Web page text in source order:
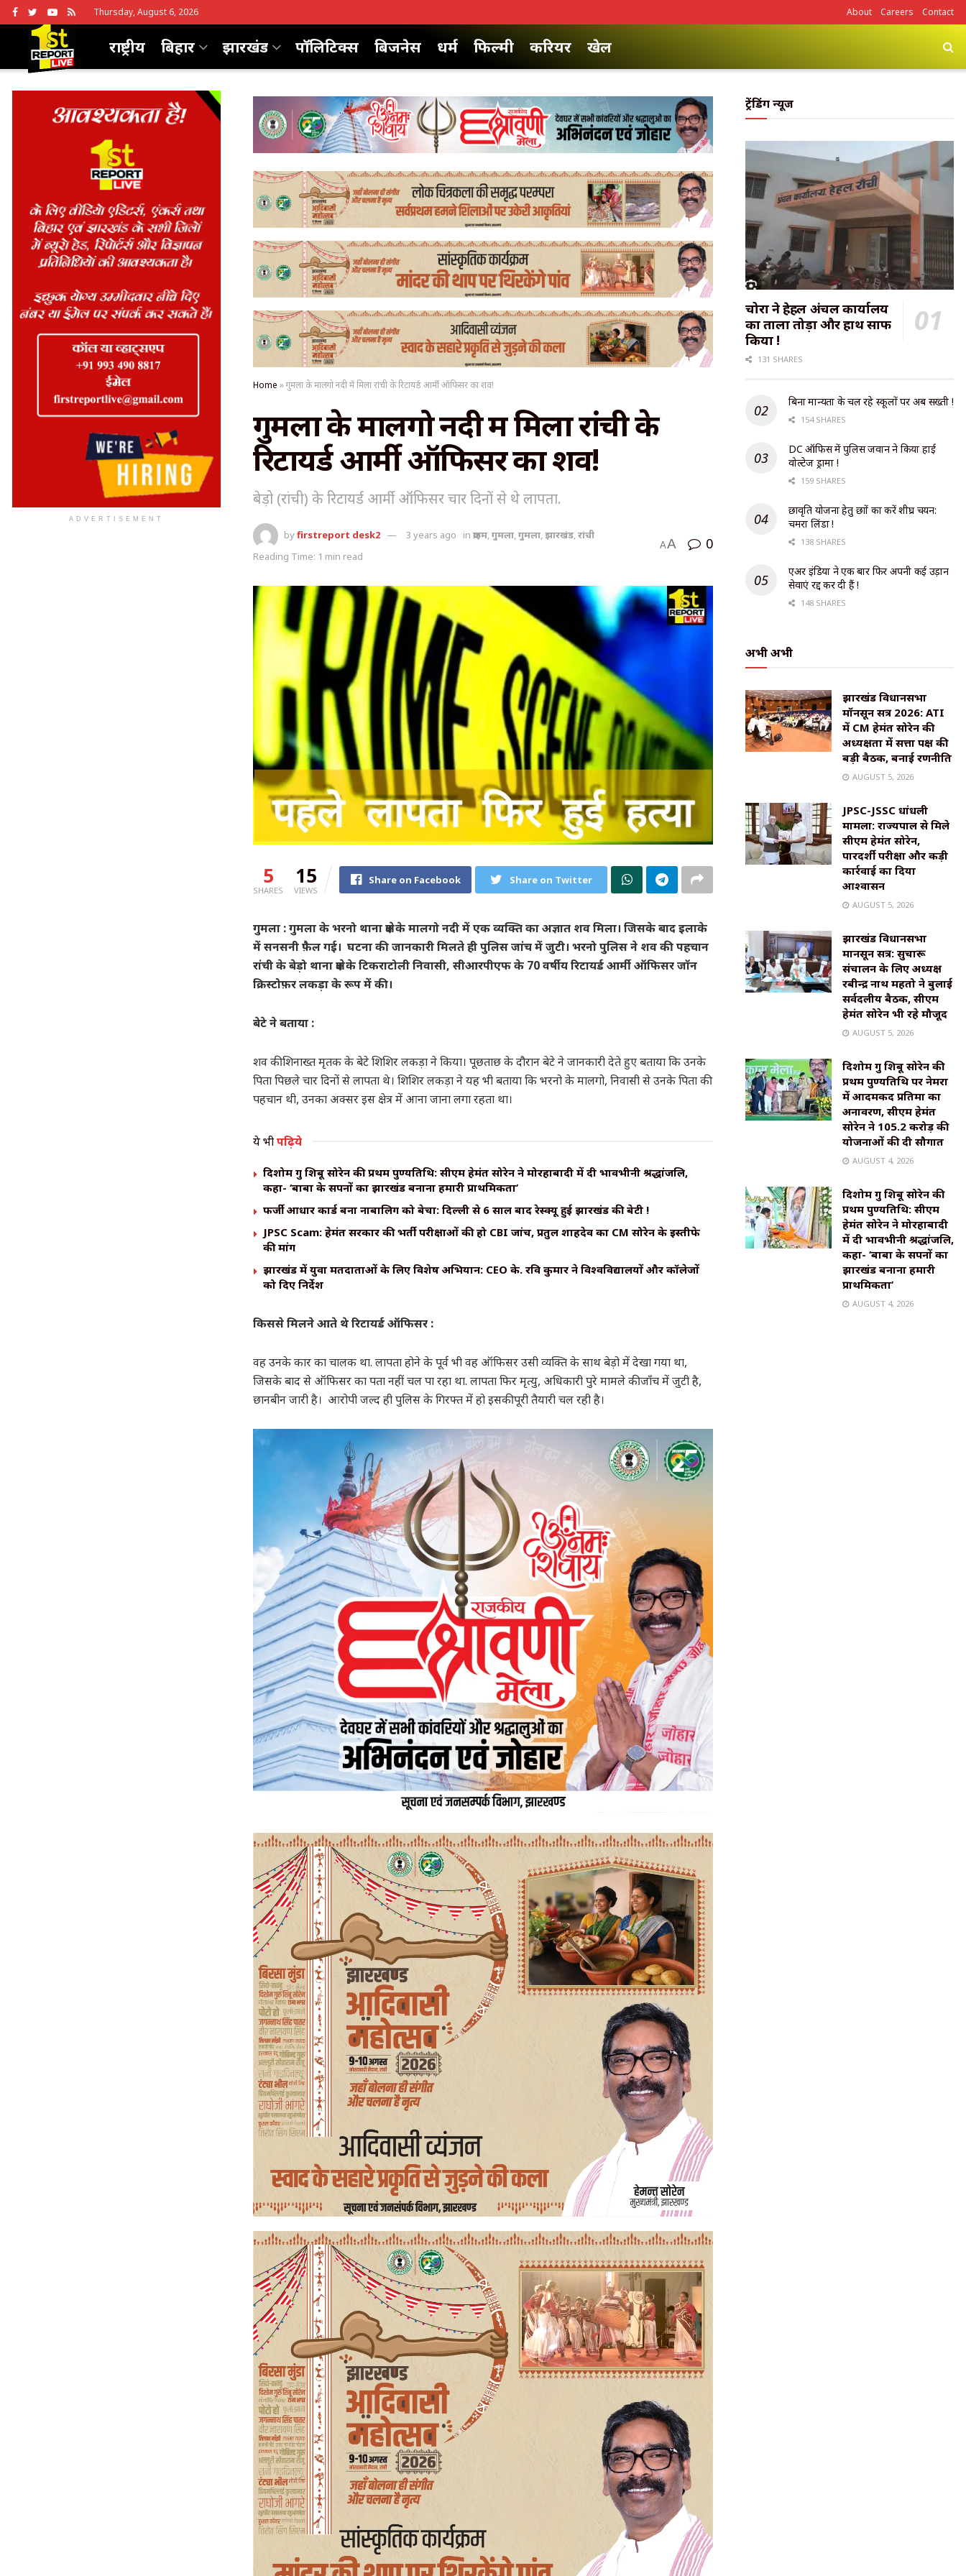
Thursday, August 6, 2026 About Careers Contact
राष्ट्रीय बिहार झारखंड पॉलिटिक्स बिजनेस धर्म फिल्मी करियर खेल
Home »गुमला के मालगो नदी में मिला रांची के रिटायर्ड आर्मी ऑफिसर का शव!
गुमला के मालगो नदी में मिला रांची के
रिटायर्ड आर्मी ऑफिसर का शव!
बेड़ो (रांची) के रिटायर्ड आर्मी ऑफिसर चार दिनों से थे लापता.
byfirstreport desk2 3 years ago in क्राइम,गुमला,गुमला,झारखंड,रांची
Reading Time: 1 min read
AA 0
5
SHARES
15
VIEWS
Share on Facebook Share on Twitter
गुमला : गुमला के भरनो थाना क्षेत्र के मालगो नदी में एक व्यक्ति का अज्ञात शव मिला। जिसके बाद इलाके
में सनसनी फ़ैल गई। घटना की जानकारी मिलते ही पुलिस जांच में जुटी। भरनो पुलिस ने शव की पहचान
रांची के बेड़ो थाना क्षेत्र के टिकराटोली निवासी, सीआरपीएफ के 70 वर्षीय रिटायर्ड आर्मी ऑफिसर जॉन
क्रिस्टोफ़र लकड़ा के रूप में की।
बेटे ने बताया :
शव की शिनाख्त मृतक के बेटे शिशिर लकड़ा ने किया। पूछताछ के दौरान बेटे ने जानकारी देते हुए बताया कि उनके
पिता पिछले चार दिनों से लापता थे। शिशिर लकड़ा ने यह भी बताया कि भरनो के मालगो, निवासी से उनके पिता की
पहचान थी, उनका अक्सर इस क्षेत्र में आना जाना लगा रहता था।
ये भीपढ़िये
दिशोम गुरु शिबू सोरेन की प्रथम पुण्यतिथि: सीएम हेमंत सोरेन ने मोरहाबादी में दी भावभीनी श्रद्धांजलि,
कहा- ‘बाबा के सपनों का झारखंड बनाना हमारी प्राथमिकता’
​फर्जी आधार कार्ड बना नाबालिग को बेचा: दिल्ली से 6 साल बाद रेस्क्यू हुई झारखंड की बेटी !
JPSC Scam: हेमंत सरकार की भर्ती परीक्षाओं की हो CBI जांच, प्रतुल शाहदेव का CM सोरेन के इस्तीफे
की मांग
झारखंड में युवा मतदाताओं के लिए विशेष अभियान: CEO के. रवि कुमार ने विश्वविद्यालयों और कॉलेजों
को दिए निर्देश
किससे मिलने आते थे रिटायर्ड ऑफिसर :
वह उनके कार का चालक था. लापता होने के पूर्व भी वह ऑफिसर उसी व्यक्ति के साथ बेड़ो में देखा गया था,
जिसके बाद से ऑफिसर का पता नहीं चल पा रहा था. लापता फिर मृत्यु, अधिकारी पुरे मामले की जाँच में जुटी है,
छानबीन जारी है। आरोपी जल्द ही पुलिस के गिरफ्त में हो इसकी पूरी तैयारी चल रही है।
ADVERTISEMENT
ट्रेंडिंग न्यूज
चोरों ने हेहल अंचल कार्यालय
का ताला तोड़ा और हाथ साफ
किया !
131 SHARES
बिना मान्यता के चल रहे स्कूलों पर अब सख्ती !
154 SHARES
DC ऑफिस में पुलिस जवान ने किया हाई
वोल्टेज ड्रामा !
159 SHARES
छात्रवृति योजना हेतु छात्रों का करें शीघ्र चयन:
चमरा लिंडा !
138 SHARES
एअर इंडिया ने एक बार फिर अपनी कई उड़ान
सेवाएं रद्द कर दी हैं !
148 SHARES
अभी अभी
झारखंड विधानसभा
मॉनसून सत्र 2026: ATI
में CM हेमंत सोरेन की
अध्यक्षता में सत्ता पक्ष की
बड़ी बैठक, बनाई रणनीति
AUGUST 5, 2026
JPSC-JSSC धांधली
मामला: राज्यपाल से मिले
सीएम हेमंत सोरेन,
पारदर्शी परीक्षा और कड़ी
कार्रवाई का दिया
आश्वासन
AUGUST 5, 2026
झारखंड विधानसभा
मानसून सत्र: सुचारू
संचालन के लिए अध्यक्ष
रबीन्द्र नाथ महतो ने बुलाई
सर्वदलीय बैठक, सीएम
हेमंत सोरेन भी रहे मौजूद
AUGUST 5, 2026
दिशोम गुरु शिबू सोरेन की
प्रथम पुण्यतिथि पर नेमरा
में आदमकद प्रतिमा का
अनावरण, सीएम हेमंत
सोरेन ने 105.2 करोड़ की
योजनाओं की दी सौगात
AUGUST 4, 2026
दिशोम गुरु शिबू सोरेन की
प्रथम पुण्यतिथि: सीएम
हेमंत सोरेन ने मोरहाबादी
में दी भावभीनी श्रद्धांजलि,
कहा- ‘बाबा के सपनों का
झारखंड बनाना हमारी
प्राथमिकता’
AUGUST 4, 2026